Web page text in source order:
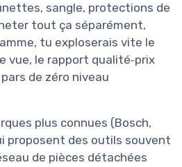
sangle, protections de
tout ça séparément,
tu exploserais vite le
vue, le rapport qualité‑prix
de zéro niveau
plus connues (Bosch,
proposent des outils souvent
de pièces détachées